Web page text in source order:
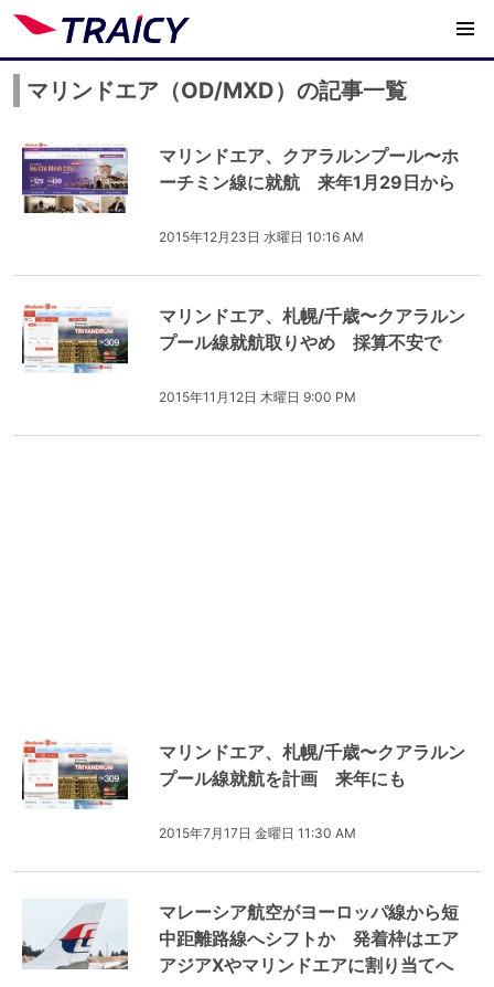
マリンドエア（OD/MXD）の記事一覧
マリンドエア、クアラルンプール〜ホ
ーチミン線に就航 来年1月29日から
2015年12月23日 水曜日 10:16 AM
マリンドエア、札幌/千歳〜クアラルン
プール線就航取りやめ 採算不安で
2015年11月12日 木曜日 9:00 PM
マリンドエア、札幌/千歳〜クアラルン
プール線就航を計画 来年にも
2015年7月17日 金曜日 11:30 AM
マレーシア航空がヨーロッパ線から短
中距離路線へシフトか 発着枠はエア
アジアXやマリンドエアに割り当てへ